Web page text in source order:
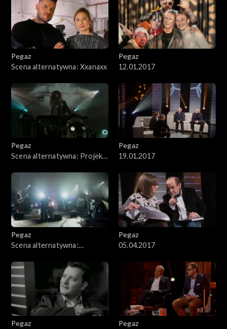
Pegaz
Scena alternatywna: Xxanaxx
Pegaz
12.01.2017
Pegaz
Scena alternatywna: Projekt
Pegaz
19.01.2017
Pegaz
Scena alternatywna:
Pegaz
05.04.2017
Pegaz
Pegaz